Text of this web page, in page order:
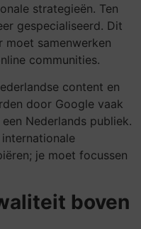
strategieën. Ten
gespecialiseerd. Dit
moet samenwerken
communities.
content en
door Google vaak
Nederlands publiek.
je moet focussen
boven